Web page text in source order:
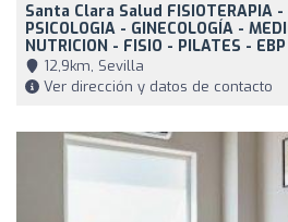
Santa Clara Salud FISIOTERAPIA -
PSICOLOGIA - GINECOLOGÍA -
NUTRICION - FISIO - PILATES - EBP
12,9km, Sevilla
Ver dirección y datos de contacto